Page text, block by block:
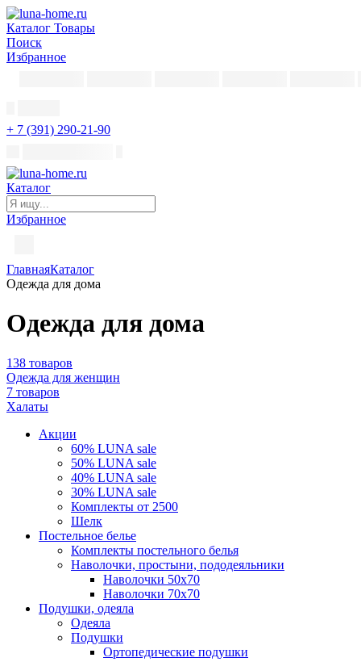
Каталог Товары
Поиск
Избранное
+ 7 (391) 290-21-90
Каталог
Избранное
ГлавнаяКаталог
Одежда для дома
Одежда для дома
138 товаров
Одежда для женщин
7 товаров
Халаты
Акции
60% LUNA sale
50% LUNA sale
40% LUNA sale
30% LUNA sale
Комплекты от 2500
Шелк
Постельное белье
Комплекты постельного белья
Наволочки, простыни, пододеяльники
Наволочки 50x70
Наволочки 70x70
Подушки, одеяла
Одеяла
Подушки
Ортопедические подушки